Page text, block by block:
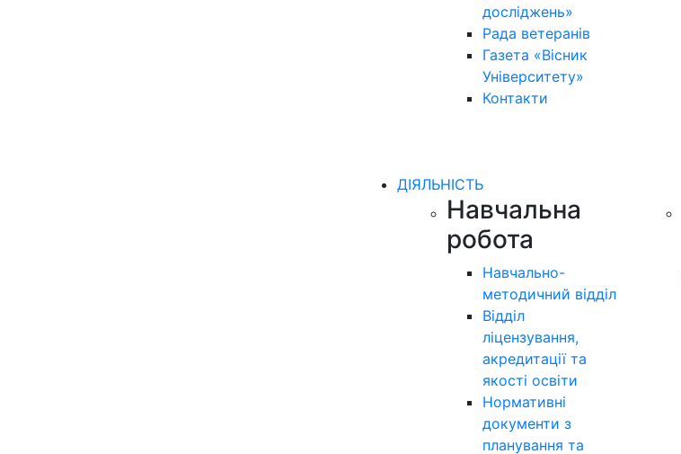
досліджень»
Рада ветеранів
Газета «Вісник
Університету»
Контакти
ДІЯЛЬНІСТЬ
Навчальна
робота
Навчально-
методичний відділ
Відділ
ліцензування,
акредитації та
якості освіти
Нормативні
документи з
планування та